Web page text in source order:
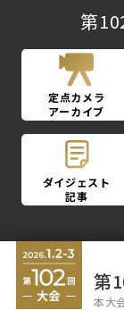
第
定点カメラ
アーカイブ
ダイジェスト
記事
第
本大